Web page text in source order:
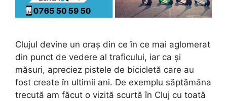
Clujul devine un oraș din ce în ce mai aglomerat
din punct de vedere al traficului, iar ca și
măsuri, apreciez pistele de bicicletă care au
fost create în ultimii ani. De exemplu săptămâna
trecută am făcut o vizită scurtă în Cluj cu toată